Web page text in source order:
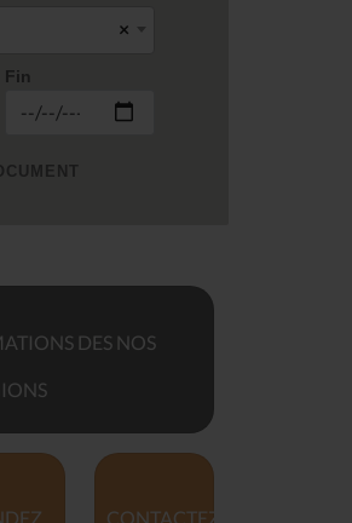
×
Fin
DES NOS
CONTACTEZ